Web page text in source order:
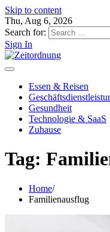
Skip to content
Thu, Aug 6, 2026
Search for:
Sign In
Essen & Reisen
Gesundheit
Technologie & SaaS
Zuhause
Tag:
Home
Familienausflug